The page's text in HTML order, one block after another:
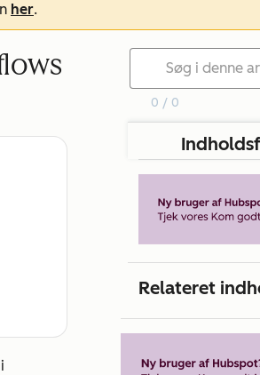
her.
0 / 0
Relateret